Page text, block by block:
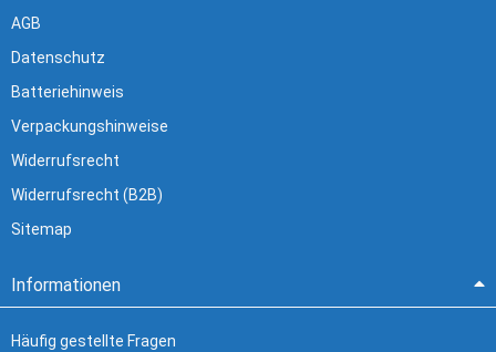
AGB
Datenschutz
Batteriehinweis
Verpackungshinweise
Widerrufsrecht
Widerrufsrecht (B2B)
Sitemap
Informationen
Häufig gestellte Fragen